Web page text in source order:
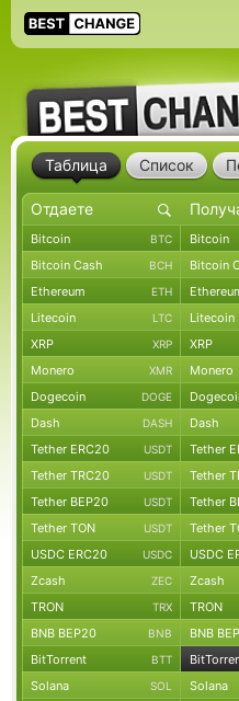
Таблица Список
Bitcoin BTC Bitcoin
Bitcoin Cash BCH Bitcoin
Ethereum ETH
Litecoin LTC Litecoin
XRP XRP XRP
Monero XMR Monero
Dogecoin DOGE
Dash DASH Dash
Tether ERC20 USDT Tether
Tether TRC20 USDT Tether
Tether BEP20 USDT Tether
Tether TON USDT Tether
USDC ERC20 USDC USDC
Zcash ZEC Zcash
TRON TRX TRON
BNB BEP20 BNB BNB
BitTorrent BTT
Solana SOL Solana